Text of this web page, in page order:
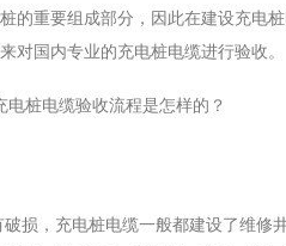
的重要组成部分，因此在建设充电
对国内专业的充电桩电缆进行验收。
损，充电桩电缆一般都建设了维修